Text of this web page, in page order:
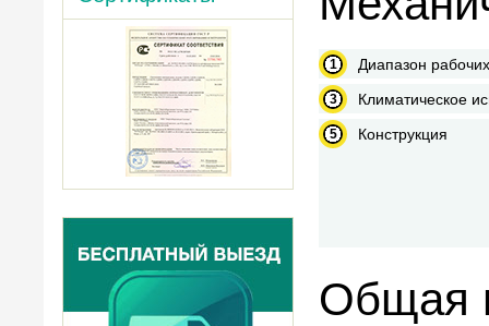
Диапазон
Климатическое
Конструкция
Общая